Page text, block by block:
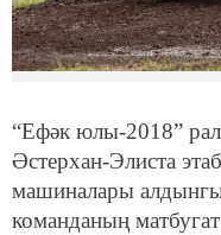
“Ефәк юлы-2018”
Әстерхан-Элиста
машиналары
команданың